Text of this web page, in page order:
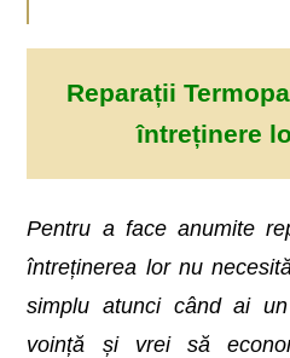
Reparații
întreținere
Pentru a face anumite
întreținerea lor nu
simplu atunci când ai
voință și vrei să